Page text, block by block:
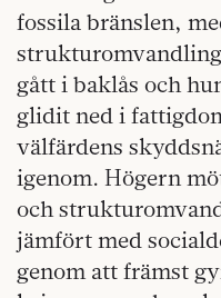
fossila bränslen,
gått i baklås och
glidit ned i
välfärdens
igenom. Högern
och
jämfört med
genom att främst